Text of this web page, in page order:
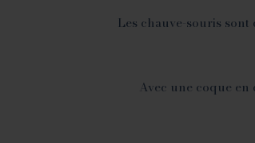
Les chauve-souris
Avec une coque